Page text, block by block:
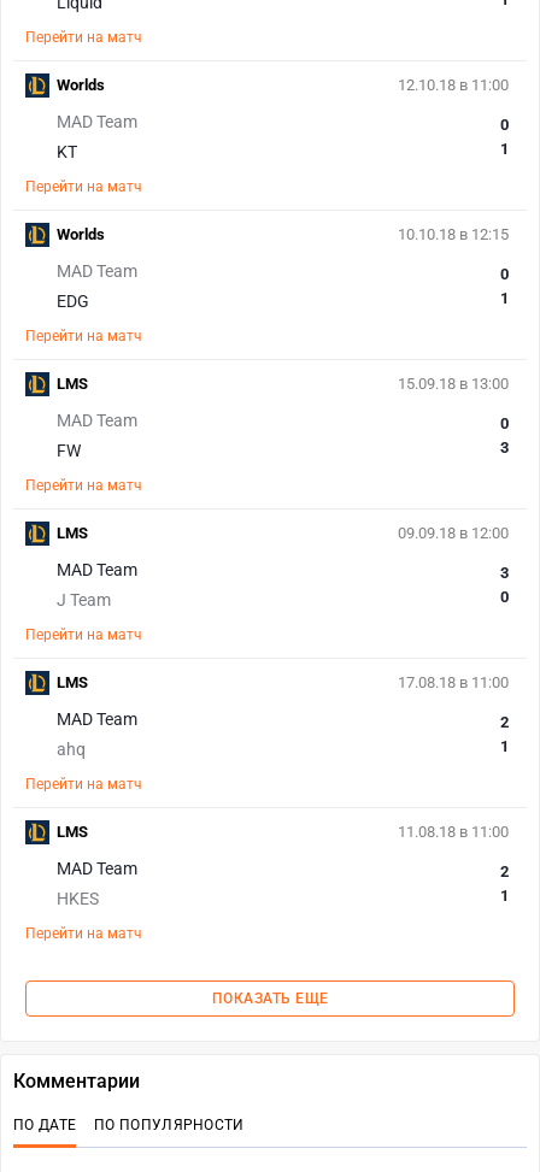
Перейти на матч
12.10.18 в 11:00
MAD Team
KT
0
1
Перейти на матч
Worlds
10.10.18 в 12:15
MAD Team
EDG
0
1
Перейти на матч
Worlds
15.09.18 в 13:00
MAD Team
FW
0
3
Перейти на матч
LMS
09.09.18 в 12:00
MAD Team
J Team
3
0
Перейти на матч
LMS
17.08.18 в 11:00
MAD Team
ahq
2
1
Перейти на матч
LMS
11.08.18 в 11:00
MAD Team
HKES
2
1
Перейти на матч
LMS
ПОКАЗАТЬ ЕЩЕ
Комментарии
ПО ДАТЕ ПО ПОПУЛЯРНОСТИ